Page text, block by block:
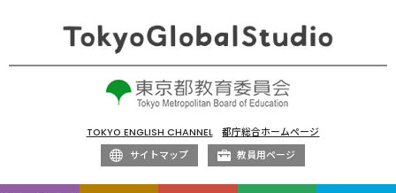
TOKYO ENGLISH CHANNEL
都庁総合ホームページ
サイトマップ
教員用ページ